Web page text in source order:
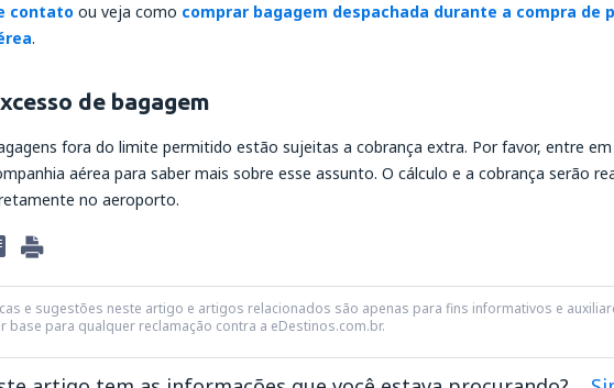
contato ou veja como comprar bagagem despachada durante a compra de
.
de bagagem
fora do limite permitido estão sujeitas a cobrança extra. Por favor, entre
aérea para saber mais sobre esse assunto. O cálculo e a cobrança serão
no aeroporto.
e sugestões neste artigo e artigos relacionados são apenas para fins informativos e
base para qualquer reclamação contra a eDestinos.com.br.